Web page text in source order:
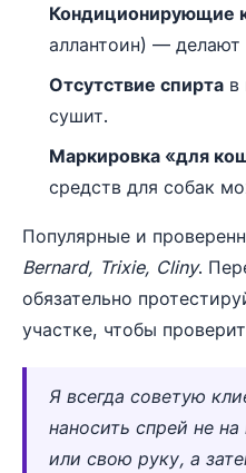
Кондиционирующие
аллантоин) —
Отсутствие спирта в
сушит.
Маркировка «для
средств для собак
Популярные и
Bernard, Trixie, Cliny.
обязательно
участке, чтобы
Я всегда советую
наносить спрей не
или свою руку, а